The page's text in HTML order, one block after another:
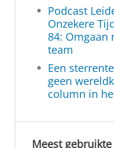
Podcast
Onzekere
84: Omgaan
team
Een
geen
column in
Meest